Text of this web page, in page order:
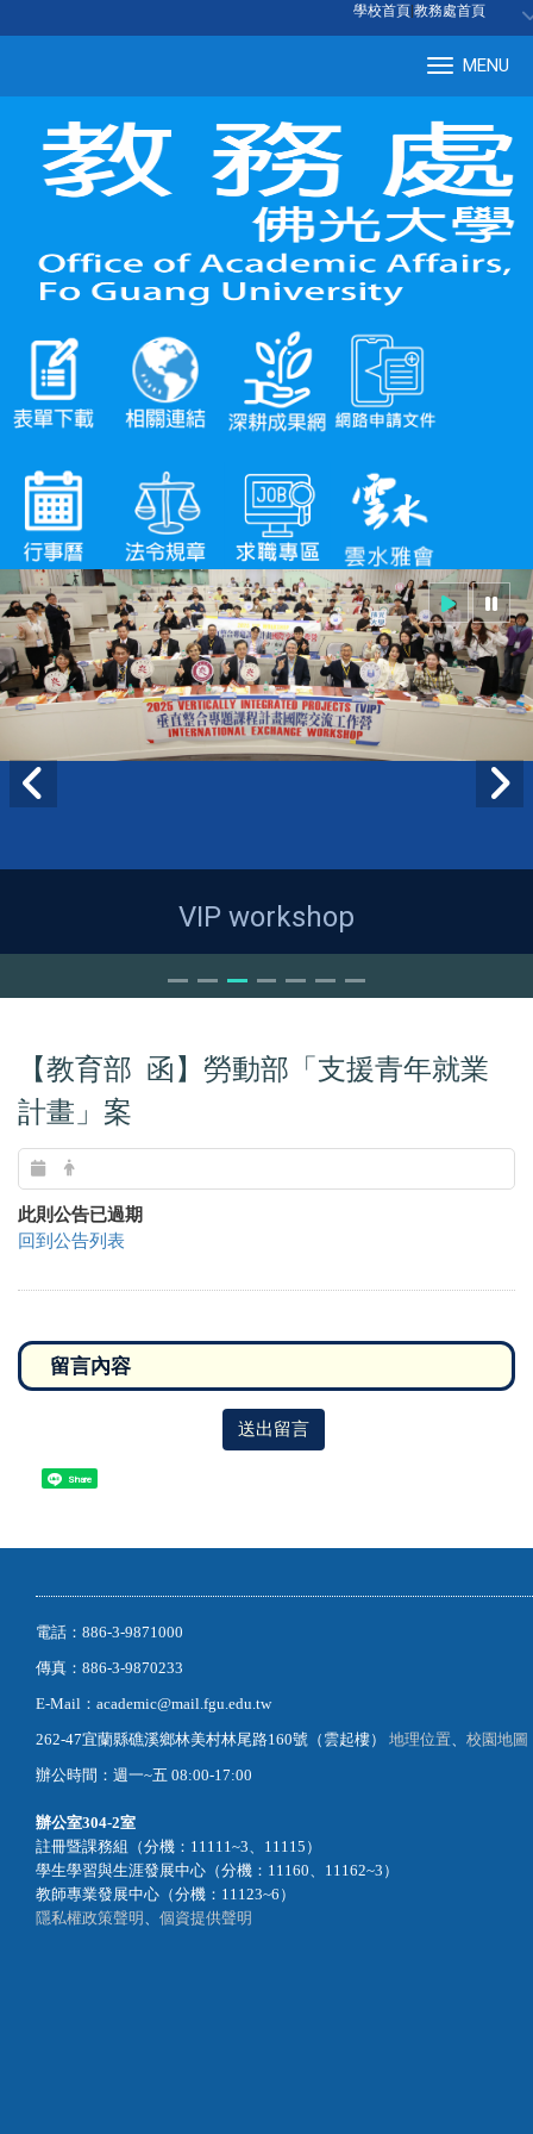
學校首頁 教務處首頁
MENU
VIP workshop
【教育部 函】勞動部「支援青年就業
計畫」案
此則公告已過期
回到公告列表
送出留言
Share
電話：886-3-9871000
傳真：886-3-9870233
E-Mail：academic@mail.fgu.edu.tw
262-47宜蘭縣礁溪鄉林美村林尾路160號（雲起樓） 地理位置
校園地圖
辦公時間：週一~五 08:00-17:00
辦公室304-2室
註冊暨課務組（分機：11111~3、11115）
學生學習與生涯發展中心（分機：11160、11162~3）
教師專業發展中心（分機：11123~6）
隱私權政策聲明
個資提供聲明